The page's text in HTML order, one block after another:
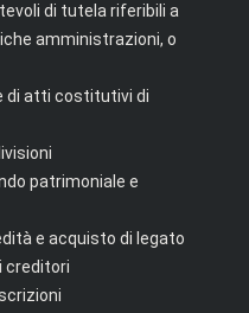
di tutela riferibili a
amministrazioni, o
di atti costitutivi di
patrimoniale e
e acquisto di legato
creditori